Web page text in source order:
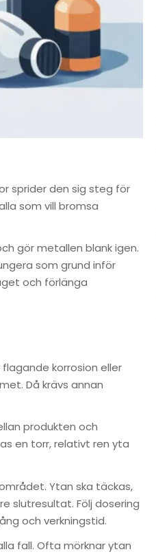
sprider den sig steg för
som vill bromsa
gör metallen blank igen.
som grund inför
och förlänga
korrosion eller
Då krävs annan
produkten och
en torr, relativt ren yta
Ytan ska täckas,
slutresultat. Följ dosering
och verkningstid.
fall. Ofta mörknar ytan